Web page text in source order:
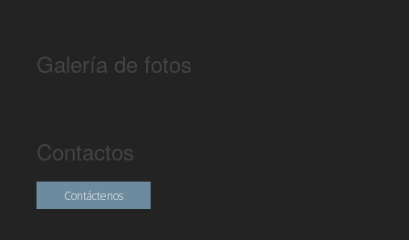
Galería de fotos
Contactos
Contáctenos